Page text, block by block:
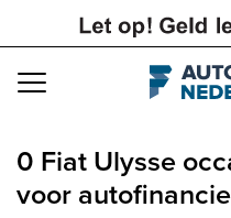
Navigation
0 Fiat Ulysse
voor